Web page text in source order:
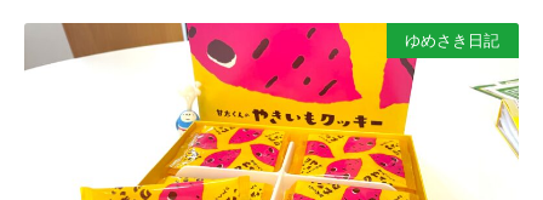
ゆめさき日記